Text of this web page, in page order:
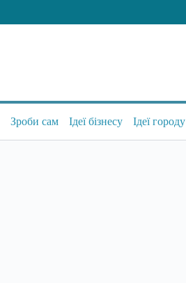
Зроби сам Ідеї бізнесу Ідеї городу